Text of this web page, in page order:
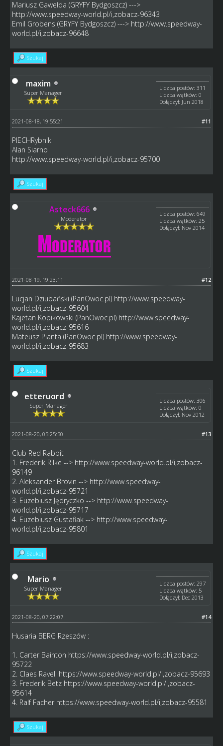
Mariusz Gawełda (GRYFY Bydgoszcz) --->
http://www.speedway-world.pl/i,zobacz-96343
Emil Grobens (GRYFY Bydgoszcz) ---> http://www.speedway-
world.pl/i,zobacz-96648
Szukaj
maxim
Super Manager
Liczba postów: 311
Liczba wątków: 0
Dołączył: Jun 2018
#11
2021-08-18, 19:55:21
PIECHRybnik
Alan Siarno
http://www.speedway-world.pl/i,zobacz-95700
Szukaj
Asteck666
Moderator
Liczba postów: 649
Liczba wątków: 25
Dołączył: Nov 2014
#12
2021-08-19, 19:23:11
Lucjan Dziubański (PanOwoc.pl) http://www.speedway-
world.pl/i,zobacz-95604
Kajetan Kopikowski (PanOwoc.pl) http://www.speedway-
world.pl/i,zobacz-95616
Mateusz Pianta (PanOwoc.pl) http://www.speedway-
world.pl/i,zobacz-95683
Szukaj
etteruord
Super Manager
Liczba postów: 306
Liczba wątków: 0
Dołączył: Nov 2012
#13
2021-08-20, 05:25:50
Club Red Rabbit
1. Frederik Rilke --> http://www.speedway-world.pl/i,zobacz-
96149
2. Aleksander Brovin --> http://www.speedway-
world.pl/i,zobacz-95721
3. Euzebiusz Jędryczko --> http://www.speedway-
world.pl/i,zobacz-95717
4. Euzebiusz Gustafiak --> http://www.speedway-
world.pl/i,zobacz-95801
Szukaj
Mario
Super Manager
Liczba postów: 297
Liczba wątków: 5
Dołączył: Dec 2013
#14
2021-08-20, 07:22:07
Husaria BERG Rzeszów :
1. Carter Bainton https://www.speedway-world.pl/i,zobacz-
95722
2. Claes Ravell https://www.speedway-world.pl/i,zobacz-95693
3. Frederik Betz https://www.speedway-world.pl/i,zobacz-
95614
4. Ralf Facher https://www.speedway-world.pl/i,zobacz-95581
Szukaj